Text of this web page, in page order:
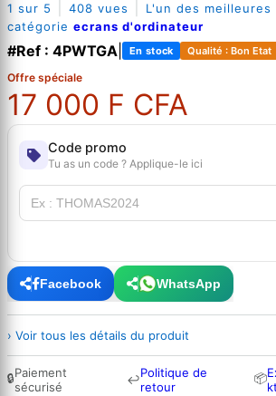
1 sur 5 408 vues
L'un des
catégorie ecrans d'ordinateur
#Ref : 4PWTGA En stock Qualité : Bon Etat
Offre spéciale
17 000 F CFA
Code promo
Tu as un code ? Applique-le ici
Facebook WhatsApp
› Voir tous les détails du produit
🔒Paiement
sécurisé
↩Politique de
retour
📦